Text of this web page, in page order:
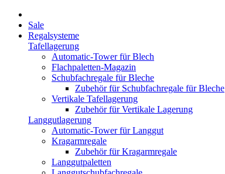
Sale
Regalsysteme
Tafellagerung
Automatic-Tower für Blech
Flachpaletten-Magazin
Schubfachregale für Bleche
Zubehör für Schubfachregale für Bleche
Vertikale Tafellagerung
Zubehör für Vertikale Lagerung
Langgutlagerung
Automatic-Tower für Langgut
Kragarmregale
Zubehör für Kragarmregale
Langgutpaletten